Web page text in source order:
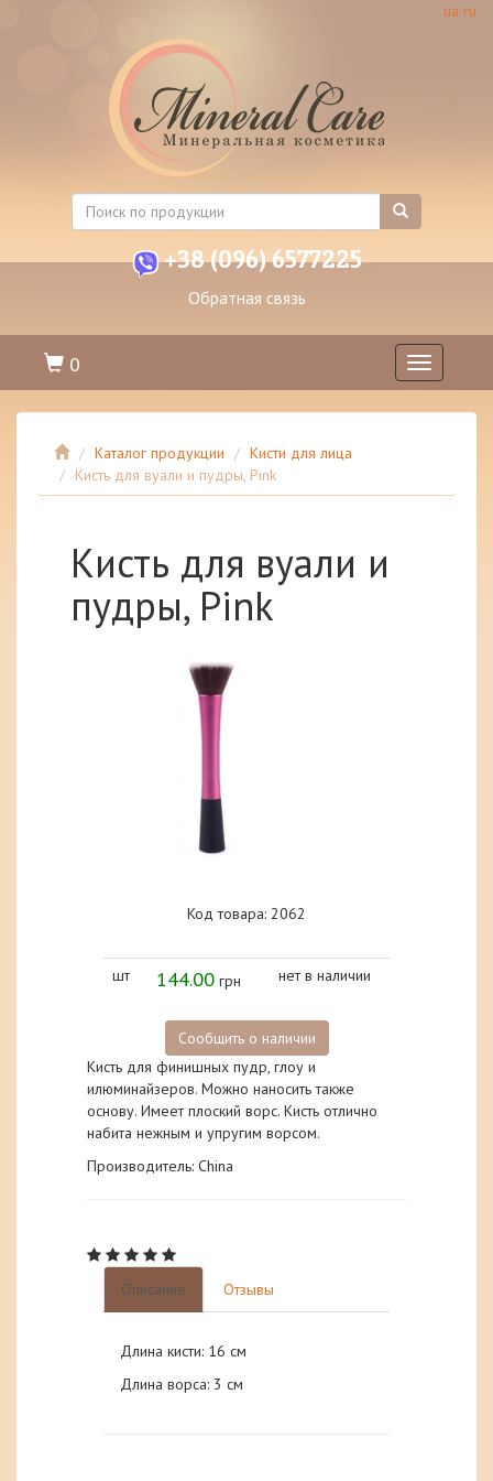
ua ru
+38 (096) 6577225
Обратная связь
Toggle
navigation
0
Каталог продукции
Кисти для лица
Кисть для вyали и пyдры, Pink
Кисть для вyали и
пyдры, Pink
Код товара: 2062
шт 144.00 грн нет в наличии
Сообщить о наличии
Кисть для финишных пудр, глоу и
илюминайзеров. Можно наносить также
основу. Имеет плоский ворс. Кисть отлично
набита нежным и упругим ворсом.
Производитель: China
Описание Отзывы
Длина кисти: 16 см
Длина ворса: 3 см